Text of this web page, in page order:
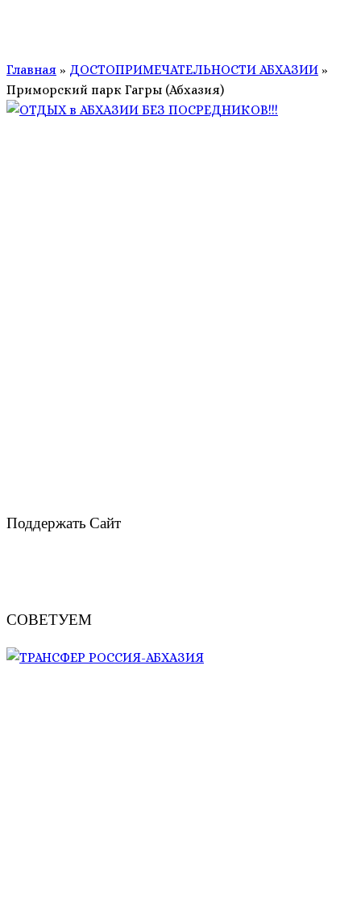
Главная » ДОСТОПРИМЕЧАТЕЛЬНОСТИ АБХАЗИИ »
Приморский парк Гагры (Абхазия)
Поддержать Сайт
СОВЕТУЕМ